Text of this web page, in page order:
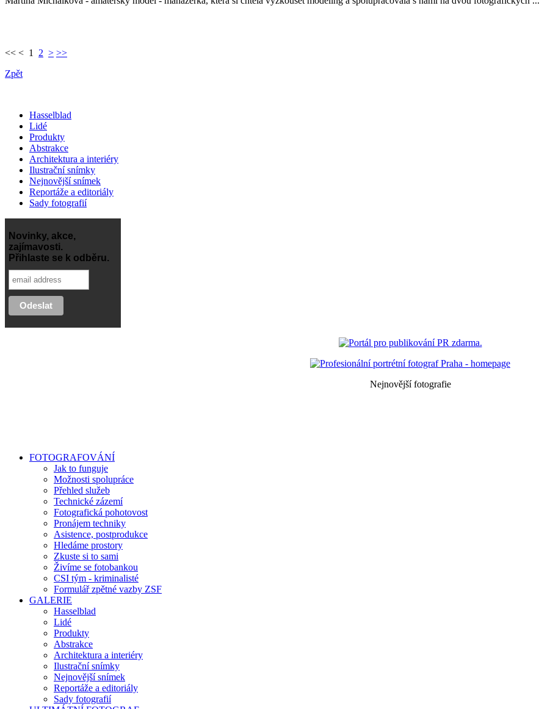
<< < 1 2 > >>
Zpět
Hasselblad
Lidé
Produkty
Abstrakce
Architektura a interiéry
Ilustrační snímky
Nejnovější snímek
Reportáže a editoriály
Sady fotografií
Novinky, akce,
zajímavosti.
Přihlaste se k odběru.
Nejnovější fotografie
FOTOGRAFOVÁNÍ
Jak to funguje
Možnosti spolupráce
Přehled služeb
Technické zázemí
Fotografická pohotovost
Pronájem techniky
Asistence, postprodukce
Hledáme prostory
Zkuste si to sami
Živíme se fotobankou
CSI tým - kriminalisté
Formulář zpětné vazby ZSF
GALERIE
Hasselblad
Lidé
Produkty
Abstrakce
Architektura a interiéry
Ilustrační snímky
Nejnovější snímek
Reportáže a editoriály
Sady fotografií